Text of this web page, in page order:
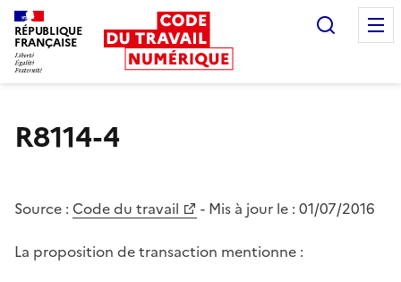
RÉPUBLIQUE
FRANÇAISE
R8114-4
Source : Code du travail - Mis à jour le : 01/07/2016
La proposition de transaction mentionne :